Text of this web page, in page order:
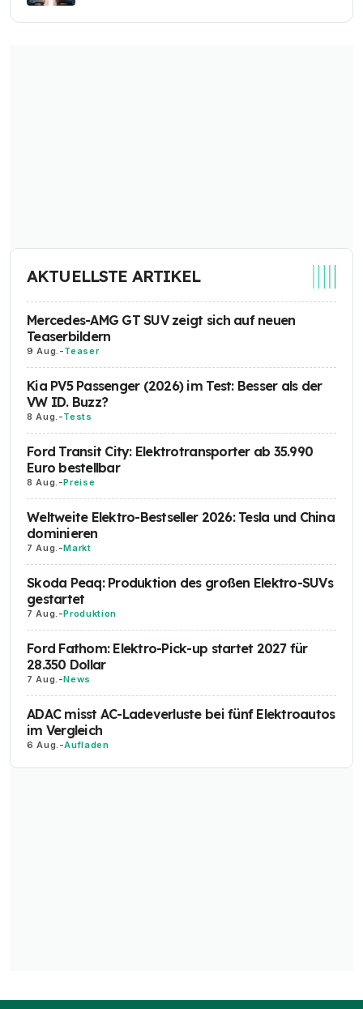
AKTUELLSTE ARTIKEL
Mercedes-AMG GT SUV zeigt sich auf neuen
Teaserbildern
9 Aug. -Teaser
Kia PV5 Passenger (2026) im Test: Besser als der
VW ID. Buzz?
8 Aug. -Tests
Ford Transit City: Elektrotransporter ab 35.990
Euro bestellbar
8 Aug. -Preise
Weltweite Elektro-Bestseller 2026: Tesla und China
dominieren
7 Aug. -Markt
Skoda Peaq: Produktion des großen Elektro-SUVs
gestartet
7 Aug. -Produktion
Ford Fathom: Elektro-Pick-up startet 2027 für
28.350 Dollar
7 Aug. -News
ADAC misst AC-Ladeverluste bei fünf Elektroautos
im Vergleich
6 Aug. -Aufladen